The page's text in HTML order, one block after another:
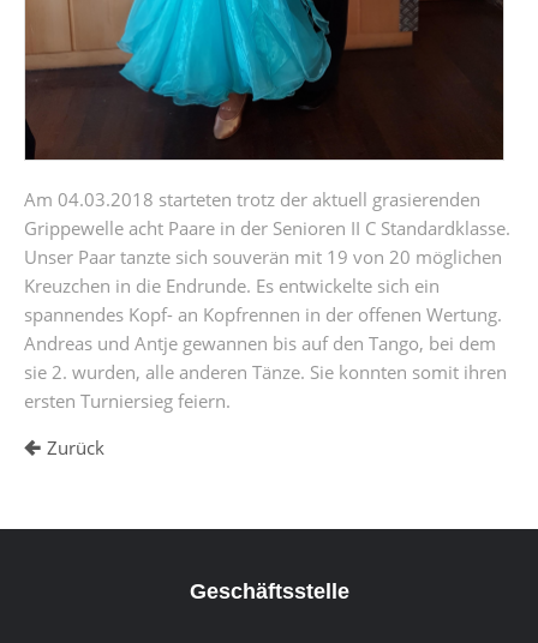
Am 04.03.2018 starteten trotz der aktuell grasierenden
Grippewelle acht Paare in der Senioren II C Standardklasse.
Unser Paar tanzte sich souverän mit 19 von 20 möglichen
Kreuzchen in die Endrunde. Es entwickelte sich ein
spannendes Kopf- an Kopfrennen in der offenen Wertung.
Andreas und Antje gewannen bis auf den Tango, bei dem
sie 2. wurden, alle anderen Tänze. Sie konnten somit ihren
ersten Turniersieg feiern.
Zurück
Geschäftsstelle